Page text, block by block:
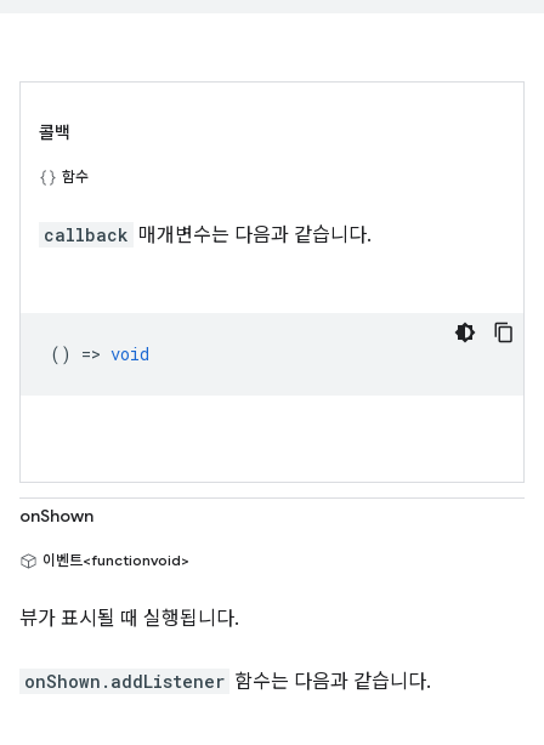
콜백
함수
callback 매개변수는 다음과 같습니다.
() => void
onShown
이벤트<functionvoid>
뷰가 표시될 때 실행됩니다.
onShown.addListener 함수는 다음과 같습니다.